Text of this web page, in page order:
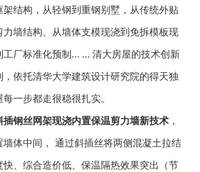
结构，从轻钢到重钢别墅，从传统外贴
墙结构、从墙体支模现浇到免拆模板现
厂标准化预制 ... ... 清大房屋的技术创新
依托清华大学建筑设计研究院的得天独
一步都走很稳很扎实。
插钢丝网架现浇内置保温剪力墙新技术 ，
体中间， 通过斜插丝将两侧混凝土拉结
快、综合造价低、保温隔热效果突出（节